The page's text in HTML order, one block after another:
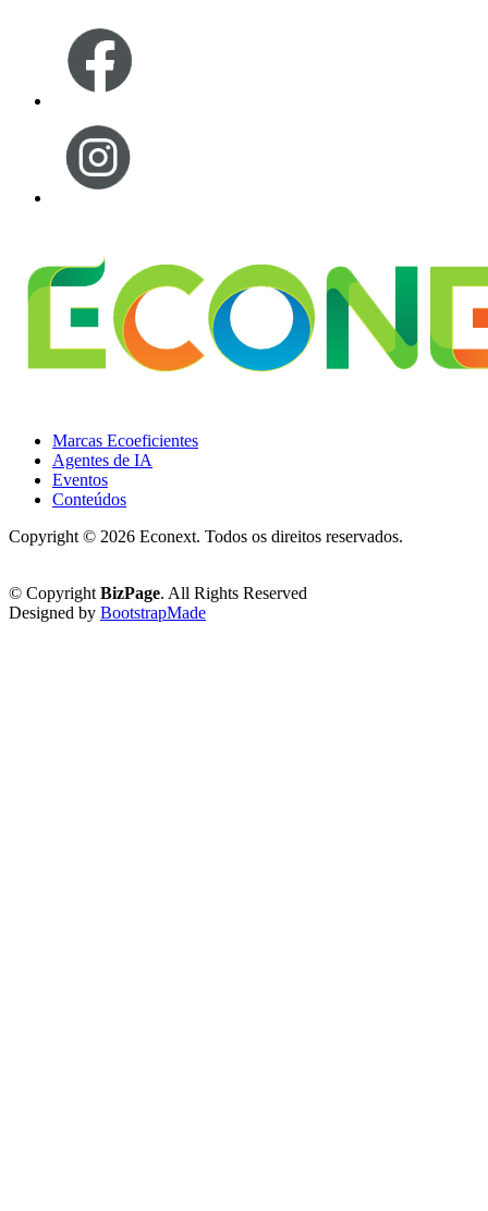
Marcas Ecoeficientes
Agentes de IA
Eventos
Conteúdos
Copyright © 2026 Econext. Todos os direitos reservados.
© Copyright BizPage. All Rights Reserved
Designed by BootstrapMade